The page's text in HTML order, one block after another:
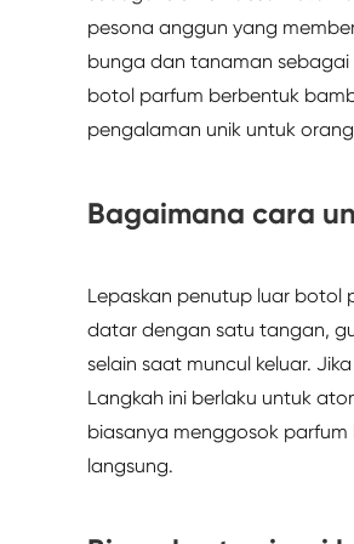
pesona anggun yang
bunga dan tanaman
botol parfum berbentuk
pengalaman unik untuk
Bagaimana cara
Lepaskan penutup luar botol
datar dengan satu tangan,
selain saat muncul keluar.
Langkah ini berlaku untuk
biasanya menggosok
langsung.